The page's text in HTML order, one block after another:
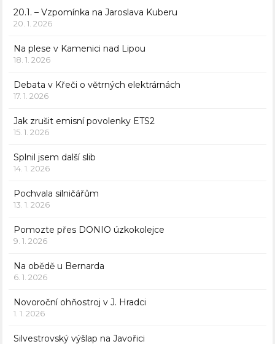
20.1. – Vzpomínka na Jaroslava Kuberu
20. 1. 2026
Na plese v Kamenici nad Lipou
18. 1. 2026
Debata v Křeči o větrných elektrárnách
17. 1. 2026
Jak zrušit emisní povolenky ETS2
15. 1. 2026
Splnil jsem další slib
14. 1. 2026
Pochvala silničářům
13. 1. 2026
Pomozte přes DONIO úzkokolejce
9. 1. 2026
Na obědě u Bernarda
6. 1. 2026
Novoroční ohňostroj v J. Hradci
1. 1. 2026
Silvestrovský výšlap na Javořici